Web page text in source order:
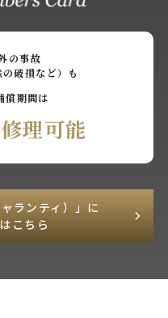
の事故
の破損など）も
償期間は
修理可能
ランティ）」に
こちら